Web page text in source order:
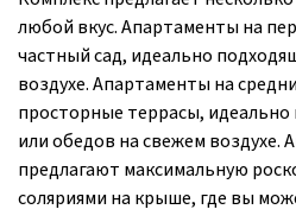
любой вкус. Апартаменты на
частный сад, идеально
воздухе. Апартаменты на
просторные террасы,
или обедов на свежем воздухе.
предлагают максимальную
соляриями на крыше, где вы